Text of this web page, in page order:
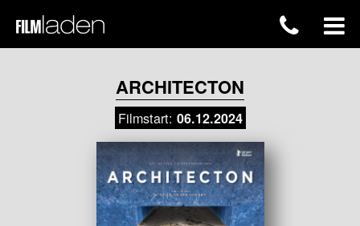
ARCHITECTON
Filmstart: 06.12.2024